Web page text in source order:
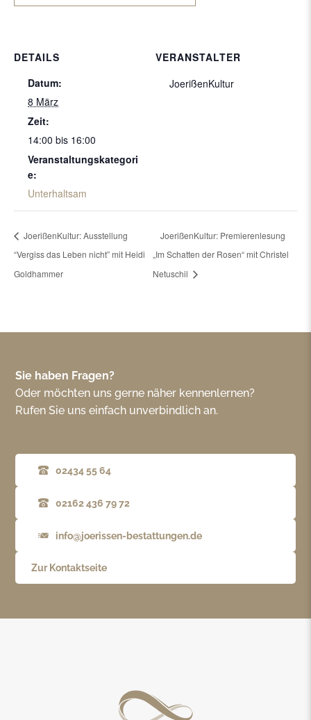
DETAILS
Datum:
8 März
Zeit:
14:00 bis 16:00
Veranstaltungskategori
e:
Unterhaltsam
VERANSTALTER
JoerißenKultur
JoerißenKultur: Ausstellung
“Vergiss das Leben nicht” mit Heidi
Goldhammer
JoerißenKultur: Premierenlesung
„Im Schatten der Rosen“ mit Christel
Netuschil
Sie haben Fragen?
Oder möchten uns gerne näher kennenlernen?
Rufen Sie uns einfach unverbindlich an.
02434 55 64
02162 436 79 72
info@joerissen-bestattungen.de
Zur Kontaktseite